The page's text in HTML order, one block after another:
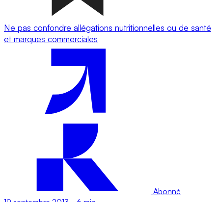
Ne pas confondre allégations nutritionnelles ou de santé
et marques commerciales
Abonné